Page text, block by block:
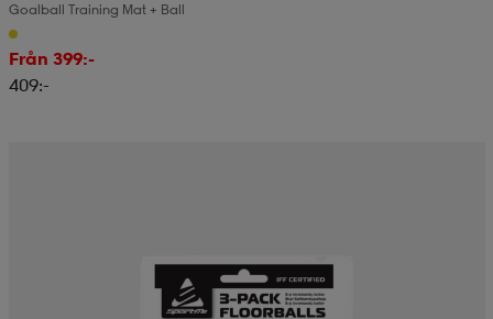
Goalball Training Mat + Ball
Från 399:-
409:-